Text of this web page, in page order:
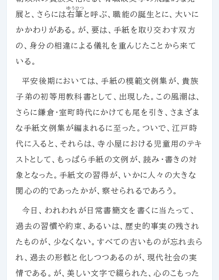
展と、さらには右筆
ゆうひつ
と呼ぶ、職能の誕生とに、大いに
かかわりがある。が、要は、手紙を取り交わす双方
の、身分の相違による儀礼を重んじたことから来て
いる。
平安後期においては、手紙の模範文例集が、貴族
子弟の初等用教科書として、出現した。この風潮は、
さらに鎌倉・室町時代にかけても尾を引き、さまざま
な手紙文例集が編まれるに至った。ついで、江戸時
代に入ると、それらは、寺小屋における児童用のテキ
ストとして、もっぱら手紙の文例が、読み・書きの対
象となった。手紙文の習得が、いかに人々の大きな
関心の的であったかが、察せられるであろう。
今日、われわれが日常書簡文を書くに当たって、
過去の習慣や約束、あるいは、歴史的事実の残され
たものが、少なくない。すべての古いものが忘れ去ら
れ、過去の形骸と化しつつあるのが、現代社会の実
情である。が、美しい文字で綴られた、心のこもった